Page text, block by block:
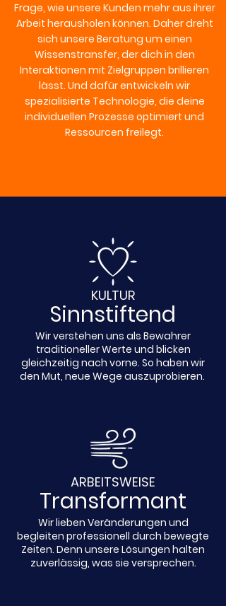
Frage, wie unsere Kunden mehr aus ihrer
Arbeit herausholen können. Daher dreht
sich unsere Beratung um einen
Wissenstransfer, der dich in den
Interaktionen mit Zielgruppen brillieren
lässt. Und dafür entwickeln wir
spezialisierte Technologie, die deine
individuellen Prozesse optimiert und
Ressourcen freilegt.
KULTUR
Sinnstiftend
Wir verstehen uns als Bewahrer
traditioneller Werte und blicken
gleichzeitig nach vorne. So haben wir
den Mut, neue Wege auszuprobieren.
ARBEITSWEISE
Transformant
Wir lieben Veränderungen und
begleiten professionell durch bewegte
Zeiten. Denn unsere Lösungen halten
zuverlässig, was sie versprechen.